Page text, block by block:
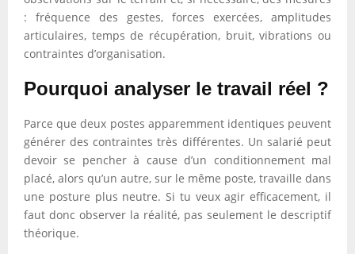
: fréquence des gestes, forces exercées, amplitudes
articulaires, temps de récupération, bruit, vibrations ou
contraintes d’organisation.
Pourquoi analyser le travail réel ?
Parce que deux postes apparemment identiques peuvent
générer des contraintes très différentes. Un salarié peut
devoir se pencher à cause d’un conditionnement mal
placé, alors qu’un autre, sur le même poste, travaille dans
une posture plus neutre. Si tu veux agir efficacement, il
faut donc observer la réalité, pas seulement le descriptif
théorique.